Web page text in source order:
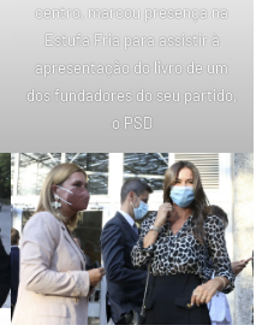
centro, marcou presença na
Estufa Fria para assistir à
apresentação do livro de um
dos fundadores do seu partido,
o PSD